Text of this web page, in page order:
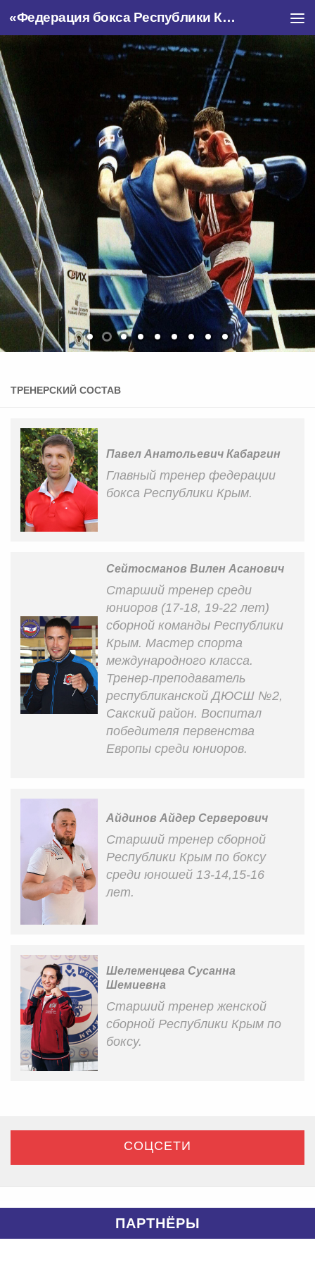
«Федерация бокса Республики Крым»
ТРЕНЕРСКИЙ СОСТАВ
Павел Анатольевич Кабаргин
Главный тренер федерации
бокса Республики Крым.
Сейтосманов Вилен Асанович
Старший тренер среди
юниоров (17-18, 19-22 лет)
сборной команды Республики
Крым. Мастер спорта
международного класса.
Тренер-преподаватель
республиканской ДЮСШ №2,
Сакский район. Воспитал
победителя первенства
Европы среди юниоров.
Айдинов Айдер Серверович
Старший тренер сборной
Республики Крым по боксу
среди юношей 13-14,15-16
лет.
Шелеменцева Сусанна
Шемиевна
Старший тренер женской
сборной Республики Крым по
боксу.
СОЦСЕТИ
ПАРТНЁРЫ